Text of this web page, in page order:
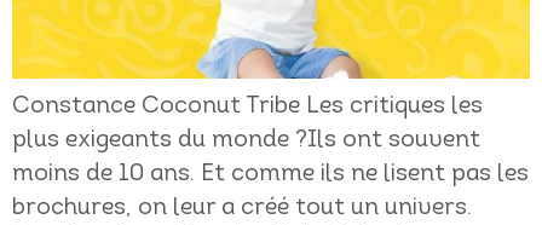
Constance Coconut Tribe Les critiques les
plus exigeants du monde ?Ils ont souvent
moins de 10 ans. Et comme ils ne lisent pas les
brochures, on leur a créé tout un univers.